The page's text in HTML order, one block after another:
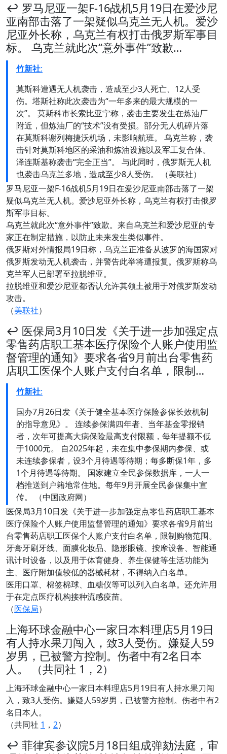
↩️ 罗马尼亚一架F-16战机5月19日在爱沙尼
亚南部击落了一架疑似乌克兰无人机。爱沙
尼亚外长称，乌克兰有权打击俄罗斯军事目
标。 乌克兰就此次“意外事件”致歉…
竹新社:
莫斯科遭遇无人机袭击，造成至少3人死亡、12人受
伤。塔斯社称此次袭击为“一年多来的最大规模的一
次”。 莫斯科市长索比亚宁称，袭击主要发生在炼油厂
附近，但炼油厂的“技术”没有受损。部分无人机碎片落
在莫斯科谢列梅捷沃机场，未影响航班。 乌克兰称，袭
击针对莫斯科地区的采油和炼油设施以及军工复合体。
泽连斯基称袭击“完全正当”。 与此同时，俄罗斯无人机
也袭击乌克兰多地，造成至少8人受伤。 （美联社）
罗马尼亚一架F-16战机5月19日在爱沙尼亚南部击落了一架
疑似乌克兰无人机。爱沙尼亚外长称，乌克兰有权打击俄罗
斯军事目标。
乌克兰就此次“意外事件”致歉。来自乌克兰和爱沙尼亚的专
家正在制定措施，以防止未来发生类似事件。
俄罗斯对外情报局19日称，乌克兰正准备从波罗的海国家对
俄罗斯发动无人机袭击，并警告此举将遭报复。俄罗斯称乌
克兰军人已部署至拉脱维亚。
拉脱维亚和爱沙尼亚都否认允许其领土被用于对俄罗斯发动
攻击。
（美联社）
↩️ 医保局3月10日发《关于进一步加强定点
零售药店职工基本医疗保险个人账户使用监
督管理的通知》要求各省9月前出台零售药
店职工医保个人账户支付白名单，限制…
竹新社:
国办7月26日发《关于健全基本医疗保险参保长效机制
的指导意见》。 连续参保满四年者、当年基金零报销
者，次年可提高大病保险最高支付限额，每年提额不低
于1000元。 自2025年起，未在集中参保期内参保、或
未连续参保者，设3个月待遇等待期；每多断保1年，多
1个月待遇等待期。 国家建立全民参保数据库，一人一
档推送到户籍地常住地。每年9月开展全民参保集中宣
传。 （中国政府网）
医保局3月10日发《关于进一步加强定点零售药店职工基本
医疗保险个人账户使用监督管理的通知》要求各省9月前出
台零售药店职工医保个人账户支付白名单，限制购物范围。
牙膏牙刷牙线、面膜化妆品、隐形眼镜、按摩设备、智能通
讯计时设备，以及用于体育健身、养生保健等生活功能为
主、医疗附加值较低的器械耗材，不得纳入白名单。
医用口罩、棉签棉球、血糖仪等可以列入白名单。还允许用
于在定点医疗机构接种流感疫苗。
（医保局）
上海环球金融中心一家日本料理店5月19日
有人持水果刀闯入，致3人受伤。嫌疑人59
岁男，已被警方控制。伤者中有2名日本
人。 （共同社 1，2）
上海环球金融中心一家日本料理店5月19日有人持水果刀闯
入，致3人受伤。嫌疑人59岁男，已被警方控制。伤者中有2
名日本人。
（共同社 1 ， 2）
↩️ 菲律宾参议院5月18日组成弹劾法庭，审